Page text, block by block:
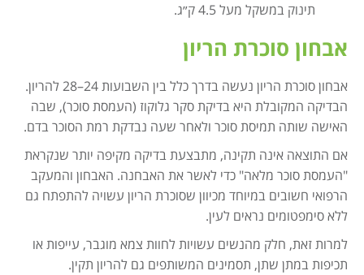
תינוק במשקל מעל 4.5 ק״ג.
אבחון סוכרת הריון
אבחון סוכרת הריון נעשה בדרך כלל בין השבועות 24–28 להריון.
הבדיקה המקובלת היא בדיקת סקר גלוקוז (העמסת סוכר), שבה
האישה שותה תמיסת סוכר ולאחר שעה נבדקת רמת הסוכר בדם.
אם התוצאה אינה תקינה, מתבצעת בדיקה מקיפה יותר שנקראת
"העמסת סוכר מלאה" כדי לאשר את האבחנה. האבחון והמעקב
הרפואי חשובים במיוחד מכיוון שסוכרת הריון עשויה להתפתח גם
ללא סימפטומים נראים לעין.
למרות זאת, חלק מהנשים עשויות לחוות צמא מוגבר, עייפות או
תכיפות במתן שתן, תסמינים המשותפים גם להריון תקין.